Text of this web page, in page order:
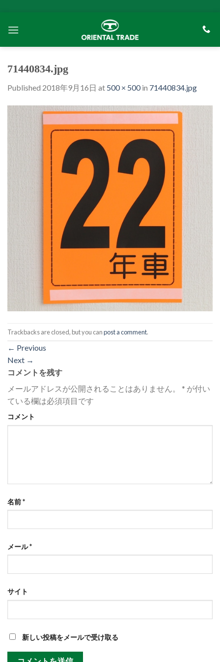
content
71440834.jpg
Published 2018年9月16日 at 500 × 500in 71440834.jpg
Trackbacks are closed, but you canpost a comment.
← Previous
Next →
コメントを残す
メールアドレスが公開されることはありません。
* が付い
ている欄は必須項目です
コメント
名前*
メール*
サイト
新しい投稿をメールで受け取る